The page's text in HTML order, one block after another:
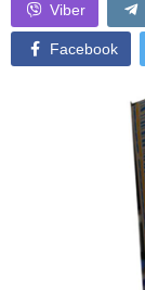
Viber
Facebook